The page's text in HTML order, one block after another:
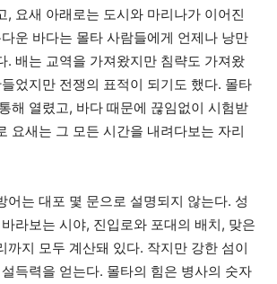
, 요새 아래로는 도시와 마리나가 이어진
운 바다는 몰타 사람들에게 언제나 낭만
. 배는 교역을 가져왔지만 침략도 가져왔
었지만 전쟁의 표적이 되기도 했다. 몰타
해 열렸고, 바다 때문에 끊임없이 시험받
요새는 그 모든 시간을 내려다보는 자리
어는 대포 몇 문으로 설명되지 않는다. 성
라보는 시야, 진입로와 포대의 배치, 맞은
까지 모두 계산돼 있다. 작지만 강한 섬이
득력을 얻는다. 몰타의 힘은 병사의 숫자